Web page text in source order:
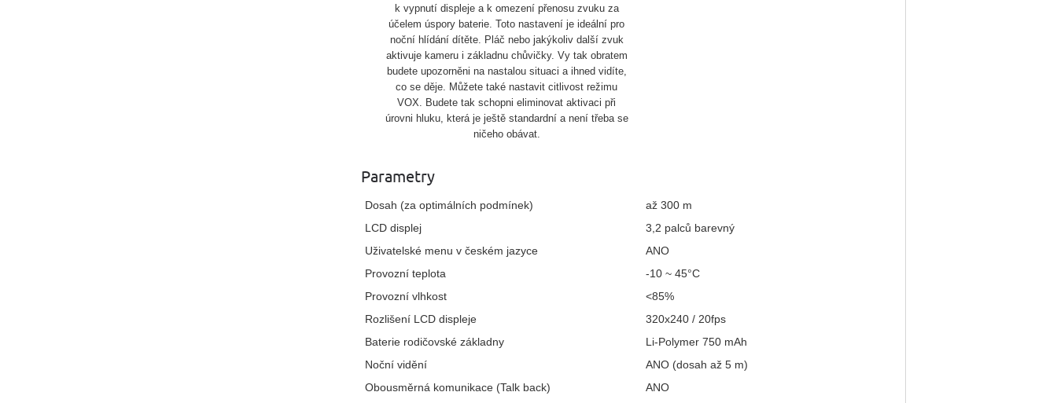
k vypnutí displeje a k omezení přenosu zvuku za
účelem úspory baterie. Toto nastavení je ideální pro
noční hlídání dítěte. Pláč nebo jakýkoliv další zvuk
aktivuje kameru i základnu chůvičky. Vy tak obratem
budete upozorněni na nastalou situaci a ihned vidíte,
co se děje. Můžete také nastavit citlivost režimu
VOX. Budete tak schopni eliminovat aktivaci při
úrovni hluku, která je ještě standardní a není třeba se
ničeho obávat.
Parametry
Dosah (za optimálních podmínek)­
až 300 m
LCD displej
3,2 palců barevný
Uživatelské menu v českém jazyce
ANO
Provozní teplota
-10 ~ 45°C
Provozní vlhkost
˂85%
Rozlišení LCD displeje
320x240 / 20fps
Baterie rodičovské základny
Li-Polymer 750 mAh
Noční vidění
ANO (dosah až 5 m)
Obousměrná komunikace (Talk back)
ANO